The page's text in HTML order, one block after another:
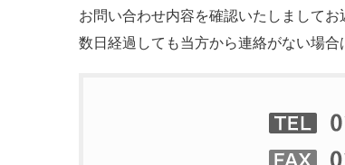
お問い合わせ内容を確認いたしましてお
数日経過しても当方から連絡がない場合